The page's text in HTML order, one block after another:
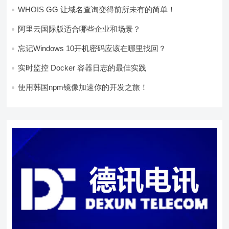
WHOIS GG 让域名查询变得前所未有的简单！
阿里云国际版适合哪些企业和场景？
忘记Windows 10开机密码应该在哪里找回？
实时监控 Docker 容器日志的最佳实践
使用韩国npm镜像加速你的开发之旅！